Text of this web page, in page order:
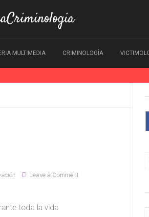
MULTIMEDIA CRIMINOLOGÍA
Leave a Comment
toda la vida